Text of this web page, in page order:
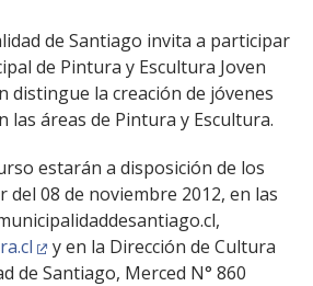
de Santiago invita a participar
de Pintura y Escultura Joven
distingue la creación de jóvenes
las áreas de Pintura y Escultura.
estarán a disposición de los
08 de noviembre 2012, en las
y en la Dirección de Cultura
de Santiago, Merced N° 860